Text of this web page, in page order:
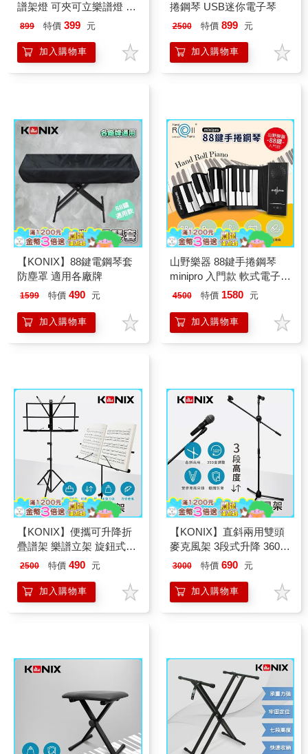
譜架燈 可夾可立樂譜燈 可
調彎管琴譜燈
899 特價 399 元
加入購物車
捲鋼琴 USB迷你電子琴
2500 特價 899 元
加入購物車
【KONIX】88鍵電鋼琴套
防塵罩 適用各廠牌
1599 特價 490 元
加入購物車
山野樂器 88鍵手捲鋼琴
minipro 入門款 軟式電子琴
初學者適用
4500 特價 1580 元
加入購物車
【KONIX】便攜可升降折
疊譜架 樂譜立架 旋鈕式高
度升降 可調式壓譜條
2500 特價 490 元
加入購物車
【KONIX】直斜兩用雙頭
麥克風架 3段式升降 360度
調整 穩固防滑腳架
3000 特價 690 元
加入購物車